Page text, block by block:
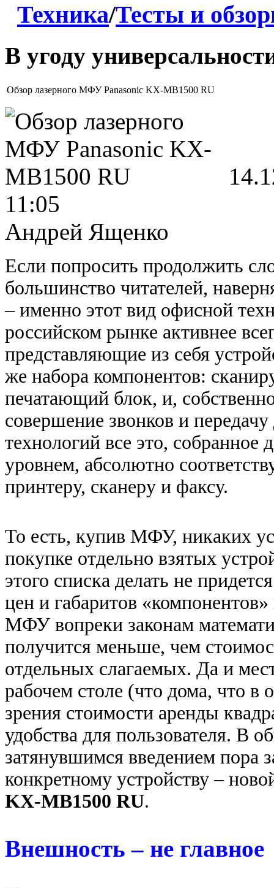
Техника/Тесты и
В угоду
Обзор лазерного МФУ Panasonic KX-MB1500 RU
11:05
Андрей Ященко
Если попросить продолжить
большинство читателей,
– именно этот вид офисной
российском рынке активнее
представляющие из себя
же набора компонентов:
печатающий блок, и,
совершение звонков и
технологий все это, собранное
уровнем, абсолютно
принтеру, сканеру и факсу.
То есть, купив МФУ, никаких
покупке отдельно взятых
этого списка делать не
цен и габаритов «компонентов»
МФУ вопреки законам
получится меньше, чем
отдельных слагаемых. Да и
рабочем столе (что дома, что в
зрения стоимости аренды
удобства для пользователя.
затянувшимся введением пора
конкретному устройству –
KX-MB1500 RU.
Внешность – не главное